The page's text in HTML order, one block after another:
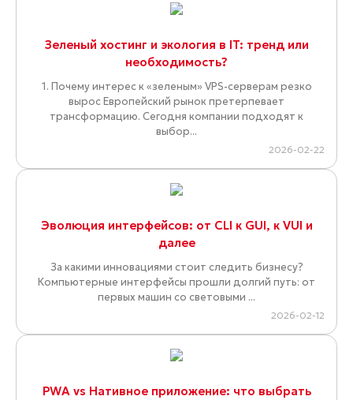
Зеленый хостинг и экология в IT: тренд или
необходимость?
1. Почему интерес к «зеленым» VPS-серверам резко
вырос Европейский рынок претерпевает
трансформацию. Сегодня компании подходят к
выбор...
2026-02-22
Эволюция интерфейсов: от CLI к GUI, к VUI и
далее
За какими инновациями стоит следить бизнесу?
Компьютерные интерфейсы прошли долгий путь: от
первых машин со световыми ...
2026-02-12
PWA vs Нативное приложение: что выбрать